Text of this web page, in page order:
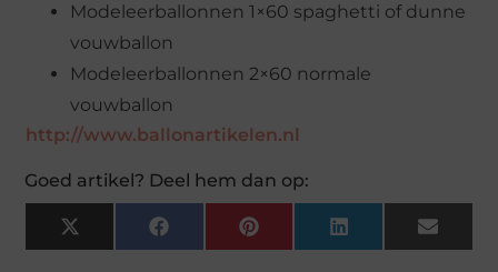
Modeleerballonnen 1×60 spaghetti of dunne
vouwballon
Modeleerballonnen 2×60 normale
vouwballon
http://www.ballonartikelen.nl
Goed artikel? Deel hem dan op:
X
(Twitter)
FacebookPinterestLinkedIn Email